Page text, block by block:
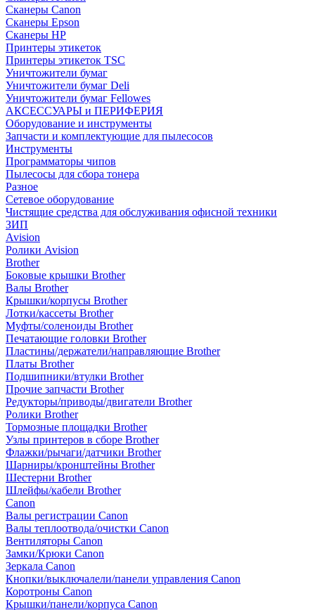
Сканеры Canon
Сканеры Epson
Сканеры HP
Принтеры этикеток
Принтеры этикеток TSC
Уничтожители бумаг
Уничтожители бумаг Deli
Уничтожители бумаг Fellowes
АКСЕССУАРЫ и ПЕРИФЕРИЯ
Оборудование и инструменты
Запчасти и комплектующие для пылесосов
Инструменты
Программаторы чипов
Пылесосы для сбора тонера
Разное
Сетевое оборудование
Чистящие средства для обслуживания офисной техники
ЗИП
Avision
Ролики Avision
Brother
Боковые крышки Brother
Валы Brother
Крышки/корпусы Brother
Лотки/кассеты Brother
Муфты/соленоиды Brother
Печатающие головки Brother
Пластины/держатели/направляющие Brother
Платы Brother
Подшипники/втулки Brother
Прочие запчасти Brother
Редукторы/приводы/двигатели Brother
Ролики Brother
Тормозные площадки Brother
Узлы принтеров в сборе Brother
Флажки/рычаги/датчики Brother
Шарниры/кронштейны Brother
Шестерни Brother
Шлейфы/кабели Brother
Canon
Валы регистрации Canon
Валы теплоотвода/очистки Canon
Вентиляторы Canon
Замки/Крюки Canon
Зеркала Canon
Кнопки/выключалели/панели управления Canon
Коротроны Canon
Крышки/панели/корпуса Canon